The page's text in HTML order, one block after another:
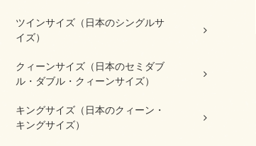
ツインサイズ（日本のシングルサ
イズ）
クィーンサイズ（日本のセミダブ
ル・ダブル・クィーンサイズ）
キングサイズ（日本のクィーン・
キングサイズ）